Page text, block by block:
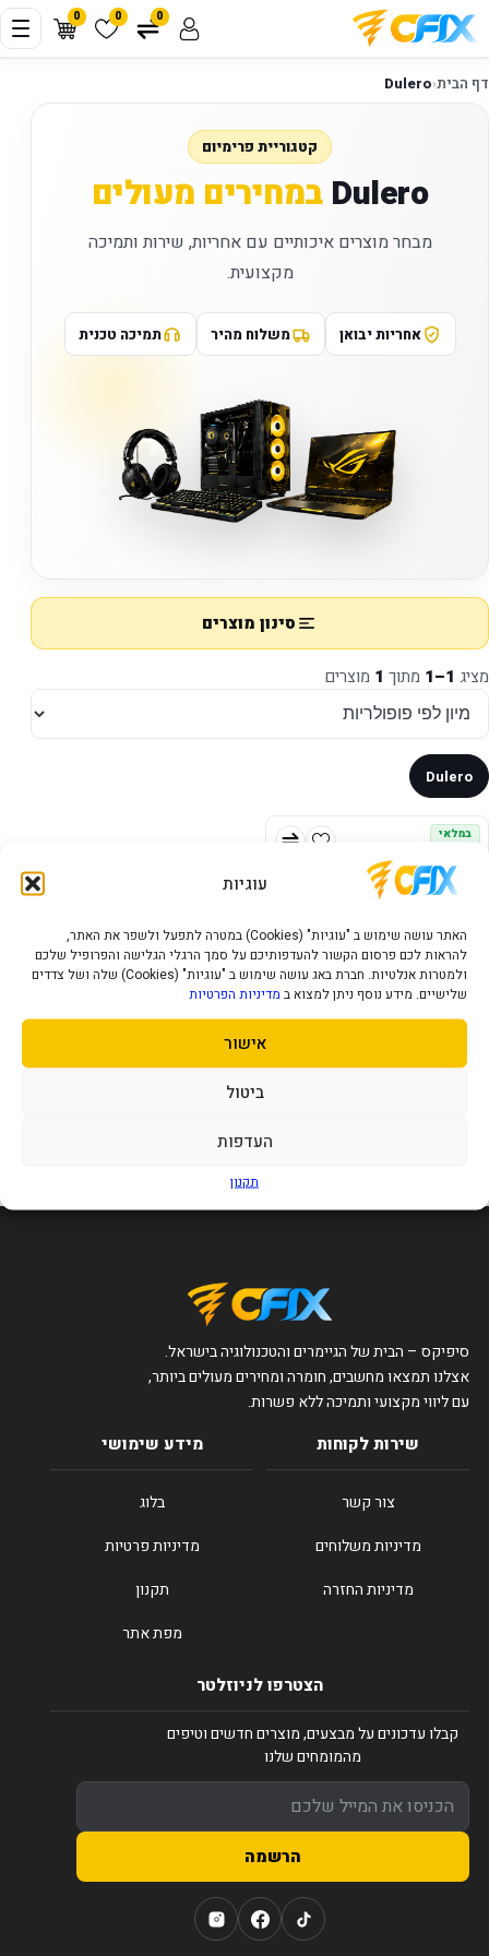
עוגיות
האתר עושה שימוש ב "עוגיות" (Cookies) במטרה לתפעל ולשפר את האתר,
להראות לכם פרסום הקשור להעדפותיכם על סמך הרגלי הגלישה והפרופיל שלכם
ולמטרות אנלטיות. חברת באג עושה שימוש ב "עוגיות" (Cookies) שלה ושל צדדים
שלישיים. מידע נוסף ניתן למצוא ב מדיניות הפרטיות
אישור
ביטול
העדפות
תקנון
0 0 0
דף הבית‹
Dulero
קטגוריית פרימיום
Dulero במחירים מעולים
מבחר מוצרים איכותיים עם אחריות, שירות ותמיכה
מקצועית.
אחריות יבואן משלוח מהיר תמיכה טכנית
סינון מוצרים
מציג 1–1 מתוך 1 מוצרים
Dulero
במלאי
RGB
סיפיקס – הבית של הגיימרים והטכנולוגיה בישראל.
אצלנו תמצאו מחשבים, חומרה ומחירים מעולים ביותר,
עם ליווי מקצועי ותמיכה ללא פשרות.
שירות לקוחות
צור קשר
מדיניות משלוחים
מדיניות החזרה
מידע שימושי
בלוג
מדיניות פרטיות
תקנון
מפת אתר
הצטרפו לניוזלטר
קבלו עדכונים על מבצעים, מוצרים חדשים וטיפים
מהמומחים שלנו
הרשמה